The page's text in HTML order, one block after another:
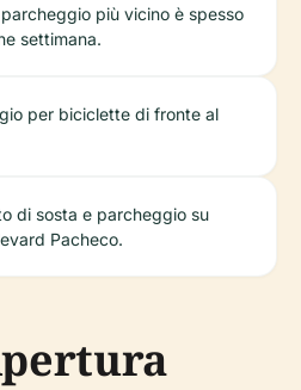
più vicino è spesso
settimana.
per biciclette di fronte al
di sosta e parcheggio su
Pacheco.